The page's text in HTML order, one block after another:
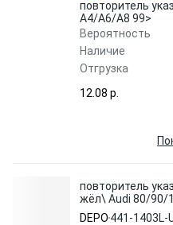
повторитель
A4/A6/A8 99>
Вероятность
Наличие
Отгрузка
12.08 p.
повторитель
жёл\ Audi 80/90/
Passat/Santana
DEPO 441-1403L-